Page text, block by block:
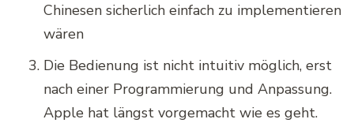
Chinesen sicherlich einfach zu implementieren
wären
Die Bedienung ist nicht intuitiv möglich, erst
nach einer Programmierung und Anpassung.
Apple hat längst vorgemacht wie es geht.